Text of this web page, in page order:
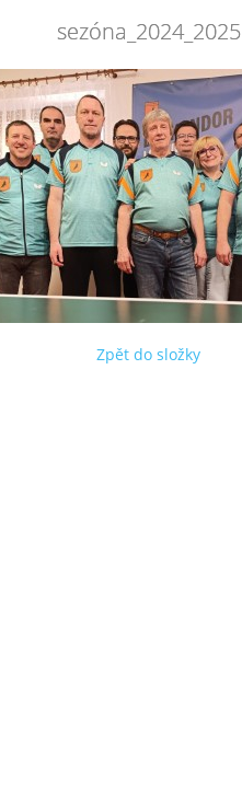
sezóna_2024_2025
Zpět do složky